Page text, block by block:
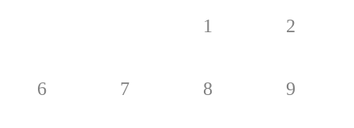
1 2
6 7 8 9